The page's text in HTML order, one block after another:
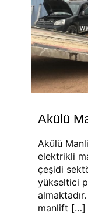
Akülü
Akülü
elektrikli
çeşidi
yükseltici
manlift […]